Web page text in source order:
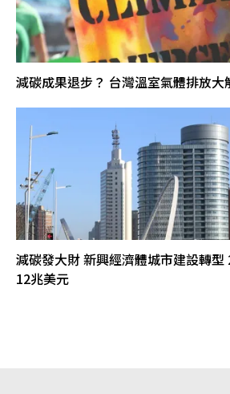
減碳成果退步？ 台灣溫室氣體排放大
減碳發大財 新興經濟體城市建設轉
12兆美元